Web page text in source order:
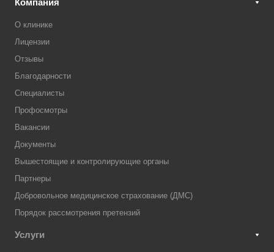
Компания
О клинике
Лицензии
Отзывы
Благодарности
Специалисты
Профосмотры
Вакансии
Документы
Вышестоящие и контролирующие органы
Партнеры
Добровольное медицинское страхование (ДМС)
Порядок рассмотрения претензий
Услуги